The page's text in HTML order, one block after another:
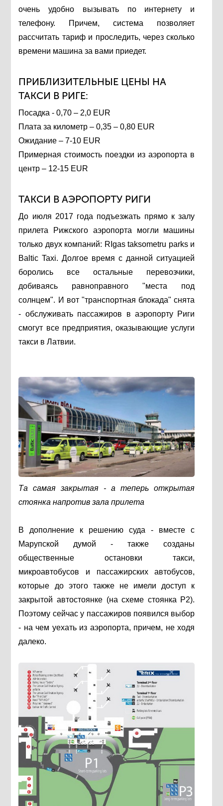
очень удобно вызывать по интернету и
телефону. Причем, система позволяет
рассчитать тариф и проследить, через сколько
времени машина за вами приедет.
ПРИБЛИЗИТЕЛЬНЫЕ ЦЕНЫ НА
ТАКСИ В РИГЕ:
Посадка - 0,70 – 2,0 EUR
Плата за километр – 0,35 – 0,80 EUR
Ожидание – 7-10 EUR
Примерная стоимость поездки из аэропорта в
центр – 12-15 EUR
ТАКСИ В АЭРОПОРТУ РИГИ
До июля 2017 года подъезжать прямо к залу
прилета Рижского аэропорта могли машины
только двух компаний: RIgas taksometru parks и
Baltic Taxi. Долгое время с данной ситуацией
боролись все остальные перевозчики,
добиваясь равноправного "места под
солнцем". И вот "транспортная блокада" снята
- обслуживать пассажиров в аэропорту Риги
смогут все предприятия, оказывающие услуги
такси в Латвии.
Та самая закрытая - а теперь открытая
стоянка напротив зала прилета
В дополнение к решению суда - вместе с
Марупской думой - также созданы
общественные остановки такси,
микроавтобусов и пассажирских автобусов,
которые до этого также не имели доступ к
закрытой автостоянке (на схеме стоянка Р2).
Поэтому сейчас у пассажиров появился выбор
- на чем уехать из аэропорта, причем, не ходя
далеко.